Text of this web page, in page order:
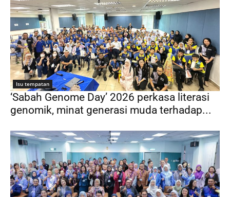
Isu tempatan
‘Sabah Genome Day’ 2026 perkasa literasi
genomik, minat generasi muda terhadap...